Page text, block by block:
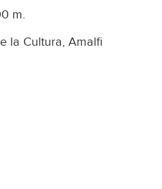
m.
la Cultura, Amalfi